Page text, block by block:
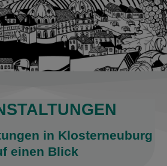
in Klosterneuburg
einen Blick